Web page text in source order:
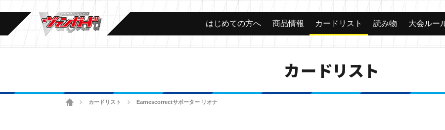
はじめての方へ 商品情報 カードリスト 読み物 大会ルー
カードリスト
ホームカードリスト Earnescorrectサポーター リオナ